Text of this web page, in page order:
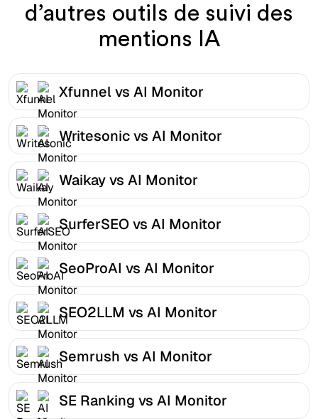
d’autres outils de suivi des
mentions IA
Xfunnel vs AI Monitor
Writesonic vs AI Monitor
Waikay vs AI Monitor
SurferSEO vs AI Monitor
SeoProAI vs AI Monitor
SEO2LLM vs AI Monitor
Semrush vs AI Monitor
SE Ranking vs AI Monitor